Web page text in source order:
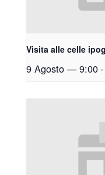
Visita alle celle
9 Agosto — 9:00-